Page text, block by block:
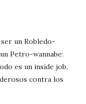
un Robledo-
Petro-wannabe:
es un inside job,
contra los